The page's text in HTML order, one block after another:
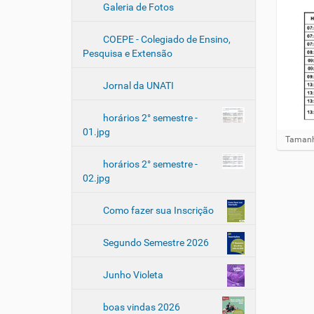
Galeria de Fotos
COEPE - Colegiado de Ensino,
Pesquisa e Extensão
Jornal da UNATI
horários 2° semestre -
01.jpg
horários 2° semestre -
02.jpg
Como fazer sua Inscrição
Segundo Semestre 2026
Junho Violeta
boas vindas 2026
Clique